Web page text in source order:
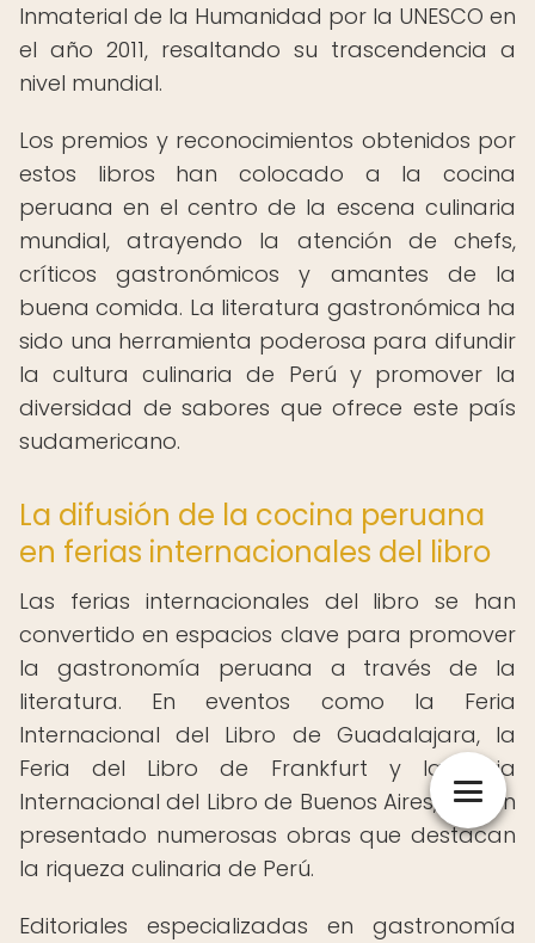
Inmaterial de la Humanidad por la UNESCO en
el año 2011, resaltando su trascendencia a
nivel mundial.
Los premios y reconocimientos obtenidos por
estos libros han colocado a la cocina
peruana en el centro de la escena culinaria
mundial, atrayendo la atención de chefs,
críticos gastronómicos y amantes de la
buena comida. La literatura gastronómica ha
sido una herramienta poderosa para difundir
la cultura culinaria de Perú y promover la
diversidad de sabores que ofrece este país
sudamericano.
La difusión de la cocina peruana
en ferias internacionales del libro
Las ferias internacionales del libro se han
convertido en espacios clave para promover
la gastronomía peruana a través de la
literatura. En eventos como la Feria
Internacional del Libro de Guadalajara, la
Feria del Libro de Frankfurt y la Feria
Internacional del Libro de Buenos Aires, se han
presentado numerosas obras que destacan
la riqueza culinaria de Perú.
Editoriales especializadas en gastronomía